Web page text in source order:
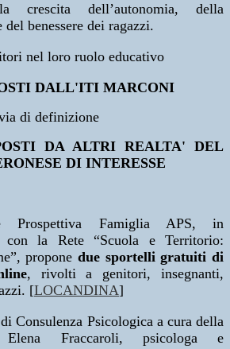
crescita dell’autonomia, della
del benessere dei ragazzi.
nel loro ruolo educativo
DALL'ITI MARCONI
di definizione
DA ALTRI REALTA' DEL
DI INTERESSE
Prospettiva Famiglia APS, in
con la Rete “Scuola e Territorio:
propone due sportelli gratuiti di
, rivolti a genitori, insegnanti,
[LOCANDINA]
Consulenza Psicologica a cura della
Elena Fraccaroli, psicologa e